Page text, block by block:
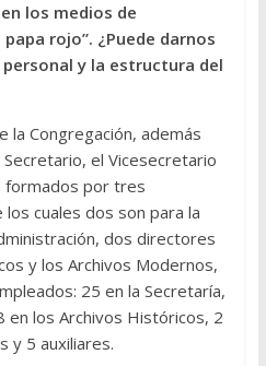
los medios de
rojo”. ¿Puede darnos
y la estructura del
la Congregación, además
el Vicesecretario
formados por tres
cuales dos son para la
dos directores
y los Archivos Modernos,
25 en la Secretaría,
en los Archivos Históricos, 2
y 5 auxiliares.